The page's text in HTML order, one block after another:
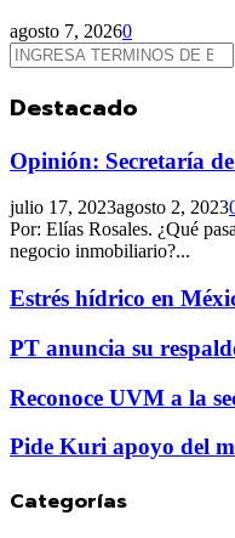
agosto 7, 20260
Búsqueda
de:
Destacado
Opinión: Secretaría
julio 17, 2023agosto 2, 2023
Por: Elías Rosales. ¿Qué
negocio inmobiliario?...
Estrés hídrico en
PT anuncia su
Reconoce UVM a la
Pide Kuri apoyo del
Categorías